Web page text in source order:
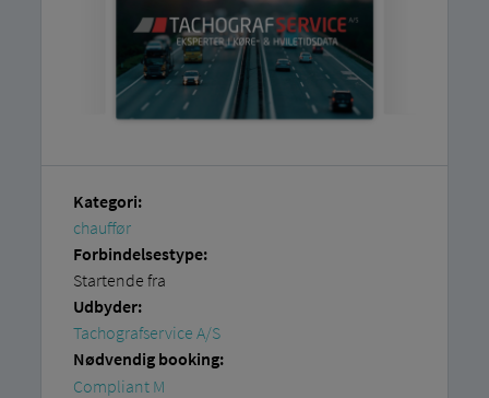
Kategori:
chauffør
Forbindelsestype:
Startende fra
Udbyder:
Tachografservice A/S
Nødvendig booking:
Compliant M